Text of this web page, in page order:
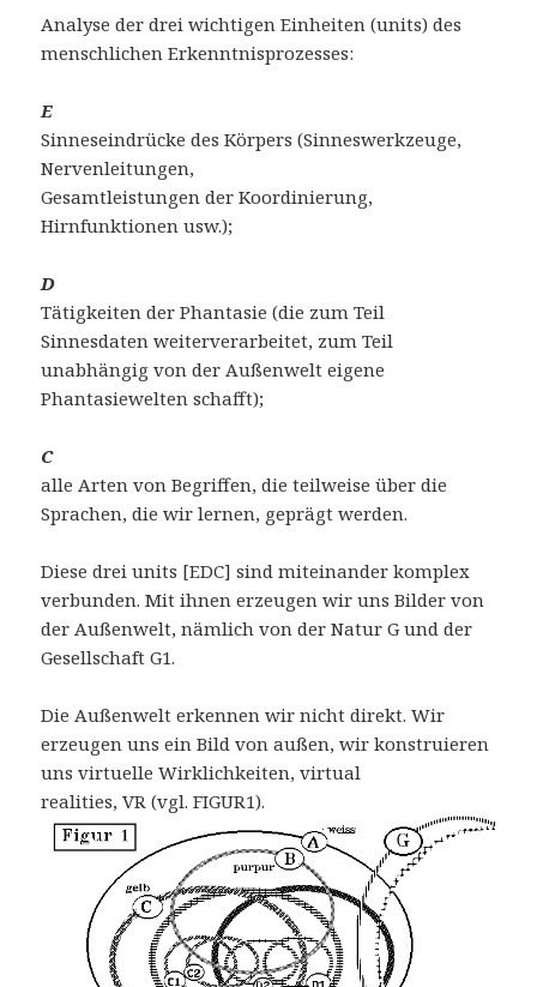
Analyse der drei wichtigen Einheiten (units) des
menschlichen Erkenntnisprozesses:
E
Sinneseindrücke des Körpers (Sinneswerkzeuge,
Nervenleitungen,
Gesamtleistungen der Koordinierung,
Hirnfunktionen usw.);
D
Tätigkeiten der Phantasie (die zum Teil
Sinnesdaten weiterverarbeitet, zum Teil
unabhängig von der Außenwelt eigene
Phantasiewelten schafft);
C
alle Arten von Begriffen, die teilweise über die
Sprachen, die wir lernen, geprägt werden.
Diese drei units [EDC] sind miteinander komplex
verbunden. Mit ihnen erzeugen wir uns Bilder von
der Außenwelt, nämlich von der Natur G und der
Gesellschaft G1.
Die Außenwelt erkennen wir nicht direkt. Wir
erzeugen uns ein Bild von außen, wir konstruieren
uns virtuelle Wirklichkeiten, virtual
realities, VR (vgl. FIGUR1).